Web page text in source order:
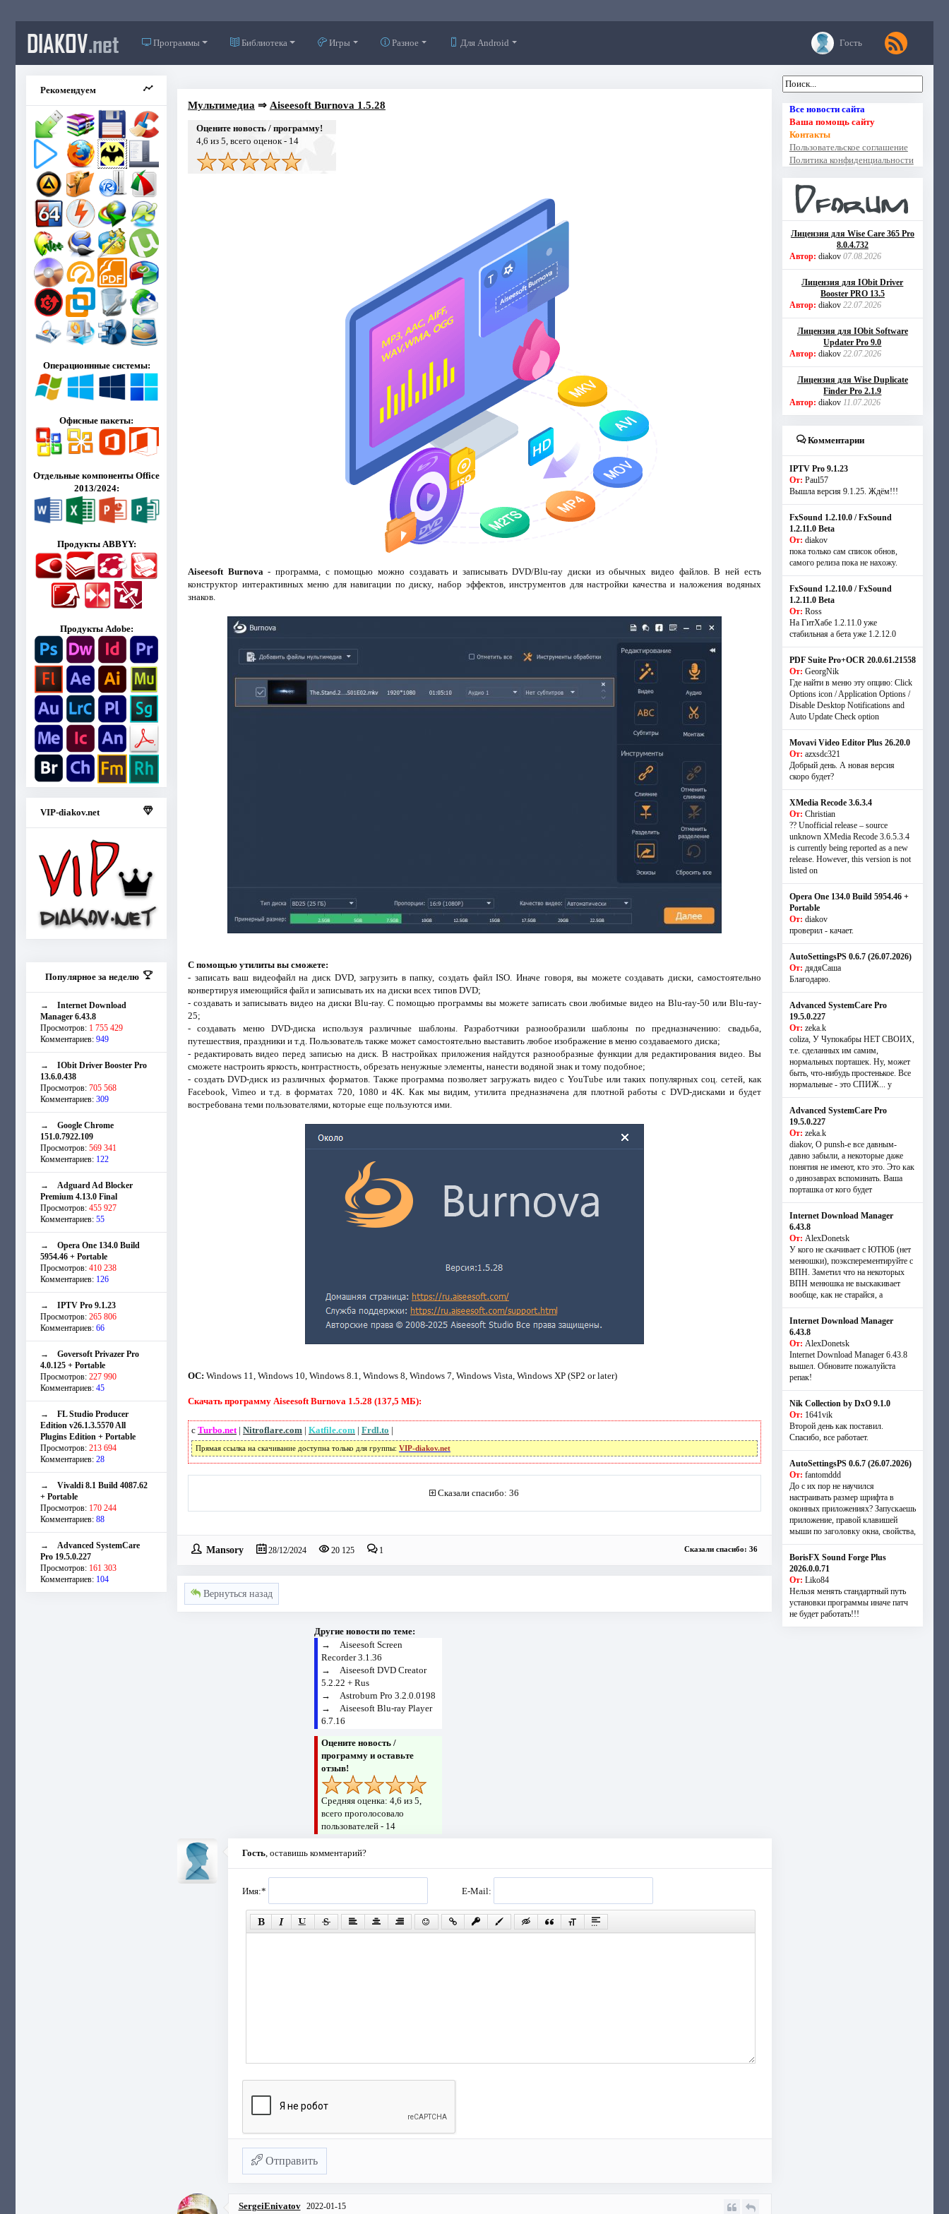
DIAKOV.net Программы Библиотека Игры Разное Для Android Гость
Рекомендуем
Операционнные системы:
Офисные пакеты:
Отдельные компоненты Office
2013/2024:
Продукты ABBYY:
Продукты Adobe:
VIP-diakov.net
Популярное за неделю
→ Internet Download
Manager 6.43.8
Просмотров: 1 755 429
Комментариев: 949
→ IObit Driver Booster Pro
13.6.0.438
Просмотров: 705 568
Комментариев: 309
→ Google Chrome
151.0.7922.109
Просмотров: 569 341
Комментариев: 122
→ Adguard Ad Blocker
Premium 4.13.0 Final
Просмотров: 455 927
Комментариев: 55
→ Opera One 134.0 Build
5954.46 + Portable
Просмотров: 410 238
Комментариев: 126
→ IPTV Pro 9.1.23
Просмотров: 265 806
Комментариев: 66
→ Goversoft Privazer Pro
4.0.125 + Portable
Просмотров: 227 990
Комментариев: 45
→ FL Studio Producer
Edition v26.1.3.5570 All
Plugins Edition + Portable
Просмотров: 213 694
Комментариев: 28
→ Vivaldi 8.1 Build 4087.62
+ Portable
Просмотров: 170 244
Комментариев: 88
→ Advanced SystemCare
Pro 19.5.0.227
Просмотров: 161 303
Комментариев: 104
Мультимедиа ⇒ Aiseesoft Burnova 1.5.28
Оцените новость / программу!
4,6 из 5, всего оценок - 14
Aiseesoft Burnova - программа, с помощью можно создавать и записывать DVD/Blu-ray диски из обычных видео файлов. В ней есть
конструктор интерактивных меню для навигации по диску, набор эффектов, инструментов для настройки качества и наложения водяных
знаков.
С помощью утилиты вы сможете:
- записать ваш видеофайл на диск DVD, загрузить в папку, создать файл ISO. Иначе говоря, вы можете создавать диски, самостоятельно
конвертируя имеющийся файл и записывать их на диски всех типов DVD;
- создавать и записывать видео на диски Blu-ray. С помощью программы вы можете записать свои любимые видео на Blu-ray-50 или Blu-ray-
25;
- создавать меню DVD-диска используя различные шаблоны. Разработчики разнообразили шаблоны по предназначению: свадьба,
путешествия, праздники и т.д. Пользователь также может самостоятельно выставить любое изображение в меню создаваемого диска;
- редактировать видео перед записью на диск. В настройках приложения найдутся разнообразные функции для редактирования видео. Вы
сможете настроить яркость, контрастность, обрезать ненужные элементы, нанести водяной знак и тому подобное;
- создать DVD-диск из различных форматов. Также программа позволяет загружать видео с YouTube или таких популярных соц. сетей, как
Facebook, Vimeo и т.д. в форматах 720, 1080 и 4K. Как мы видим, утилита предназначена для плотной работы с DVD-дисками и будет
востребована теми пользователями, которые еще пользуются ими.
ОС: Windows 11, Windows 10, Windows 8.1, Windows 8, Windows 7, Windows Vista, Windows XP (SP2 or later)
Скачать программу Aiseesoft Burnova 1.5.28 (137,5 МБ):
с Turbo.net| Nitroflare.com | Katfile.com | Frdl.to |
Прямая ссылка на скачивание доступна только для группы: VIP-diakov.net
Сказали спасибо: 36
Mansory 28/12/2024 20 125 1 Сказали спасибо: 36
Вернуться назад
Другие новости по теме:
→Aiseesoft Screen
Recorder 3.1.36
→Aiseesoft DVD Creator
5.2.22 + Rus
→Astroburn Pro 3.2.0.0198
→Aiseesoft Blu-ray Player
6.7.16
Оцените новость /
программу и оставьте
отзыв!
Средняя оценка:4,6 из 5,
всего проголосовало
пользователей - 14
Гость, оставишь комментарий?
Имя:* E-Mail:
Отправить
SergeiEnivatov 2022-01-15
Все новости сайта
Ваша помощь сайту
Контакты
Пользовательское соглашение
Политика конфиденциальности
Лицензия для Wise Care 365 Pro
8.0.4.732
Автор: diakov 07.08.2026
Лицензия для IObit Driver
Booster PRO 13.5
Автор: diakov 22.07.2026
Лицензия для IObit Software
Updater Pro 9.0
Автор: diakov 22.07.2026
Лицензия для Wise Duplicate
Finder Pro 2.1.9
Автор: diakov 11.07.2026
Комментарии
IPTV Pro 9.1.23
От: Paul57
Вышла версия 9.1.25. Ждём!!!
FxSound 1.2.10.0 / FxSound
1.2.11.0 Beta
От: diakov
пока только сам список обнов,
самого релиза пока не нахожу.
FxSound 1.2.10.0 / FxSound
1.2.11.0 Beta
От: Ross
На ГитХабе 1.2.11.0 уже
стабильная а бета уже 1.2.12.0
PDF Suite Pro+OCR 20.0.61.21558
От: GeorgNik
Где найти в меню эту опцию: Click
Options icon / Application Options /
Disable Desktop Notifications and
Auto Update Check option
Movavi Video Editor Plus 26.20.0
От: azxsdc321
Добрый день. А новая версия
скоро будет?
XMedia Recode 3.6.3.4
От: Christian
?? Unofficial release – source
unknown XMedia Recode 3.6.5.3.4
is currently being reported as a new
release. However, this version is not
listed on
Opera One 134.0 Build 5954.46 +
Portable
От: diakov
проверил - качает.
AutoSettingsPS 0.6.7 (26.07.2026)
От: дядяСаша
Благодарю.
Advanced SystemCare Pro
19.5.0.227
От: zeka.k
coliza, У Чупокабры НЕТ СВОИХ,
т.е. сделанных им самим,
нормальных порташек. Ну, может
быть, что-нибудь простенькое. Все
нормальные - это СПИЖ... у
Advanced SystemCare Pro
19.5.0.227
От: zeka.k
diakov, О punsh-е все давным-
давно забыли, а некоторые даже
понятия не имеют, кто это. Это как
о динозаврах вспоминать. Ваша
порташка от кого будет
Internet Download Manager
6.43.8
От: AlexDonetsk
У кого не скачивает с ЮТЮБ (нет
менюшки), поэксперементируйте с
ВПН. Заметил что на некоторых
ВПН менюшка не выскакивает
вообще, как не старайся, а
Internet Download Manager
6.43.8
От: AlexDonetsk
Internet Download Manager 6.43.8
вышел. Обновите пожалуйста
репак!
Nik Collection by DxO 9.1.0
От: 1641vik
Второй день как поставил.
Спасибо, все работает.
AutoSettingsPS 0.6.7 (26.07.2026)
От: fantomddd
До с их пор не научился
настраивать размер шрифта в
оконных приложениях? Запускаешь
приложение, правой клавишей
мыши по заголовку окна, свойства,
BorisFX Sound Forge Plus
2026.0.0.71
От: Liko84
Нельзя менять стандартный путь
установки программы иначе патч
не будет работать!!!